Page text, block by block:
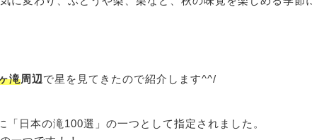
滝周辺 で星を見てきたので紹介します^^/
日本の滝100選」の一つとして指定されました。